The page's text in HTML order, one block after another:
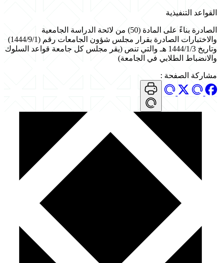
القواعد التنفيذية
الصادرة بناءً على المادة (50) من لائحة الدراسة الجامعية
والاختبارات الصادرة بقرار مجلس شؤون الجامعات رقم (1444/9/1)
وتاريخ 1444/1/3 هـ والتي تنص (يقر مجلس كل جامعة قواعد السلوك
والانضباط الطلابي في الجامعة)
مشاركة الصفحة :